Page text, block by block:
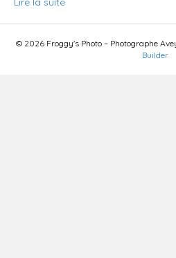
© 2026 Froggy's Photo – Photographe
Builder